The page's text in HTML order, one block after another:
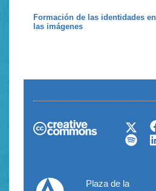
Formación de las identidades
las imágenes
Plaza de la